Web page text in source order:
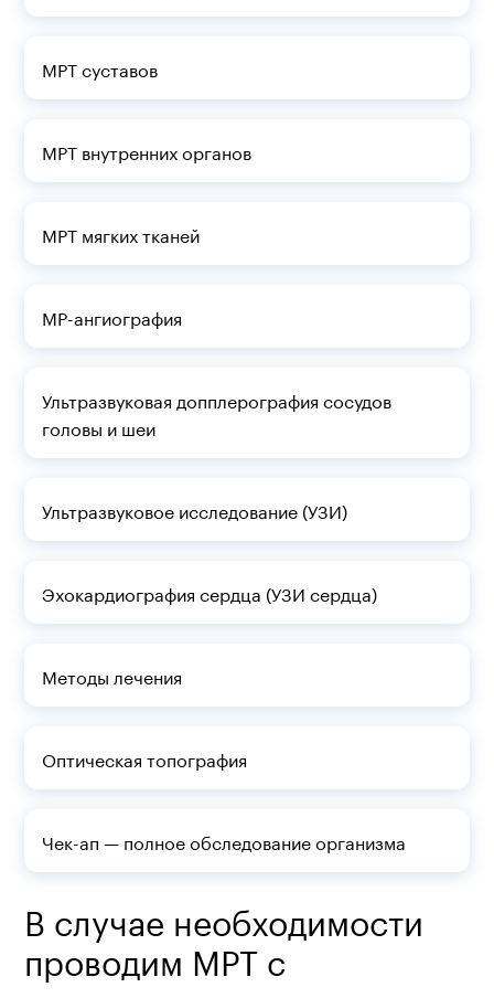
МРТ суставов
МРТ внутренних органов
МРТ мягких тканей
МР-ангиография
Ультразвуковая допплерография сосудов
головы и шеи
Ультразвуковое исследование (УЗИ)
Эхокардиография сердца (УЗИ сердца)
Методы лечения
Оптическая топография
Чек-ап — полное обследование организма
В случае необходимости
проводим МРТ с